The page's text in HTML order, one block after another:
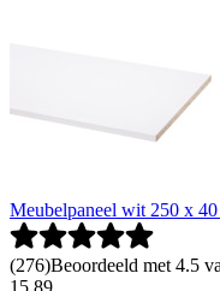
Meubelpaneel wit 250 x
(276)Beoordeeld met 4.5
15.89